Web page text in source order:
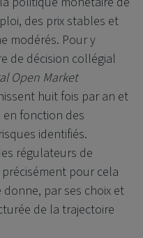
des prix stables et
modérés. Pour y
de décision collégial
Open Market
huit fois par an et
fonction des
identifiés.
régulateurs de
précisément pour cela
par ses choix et
de la trajectoire